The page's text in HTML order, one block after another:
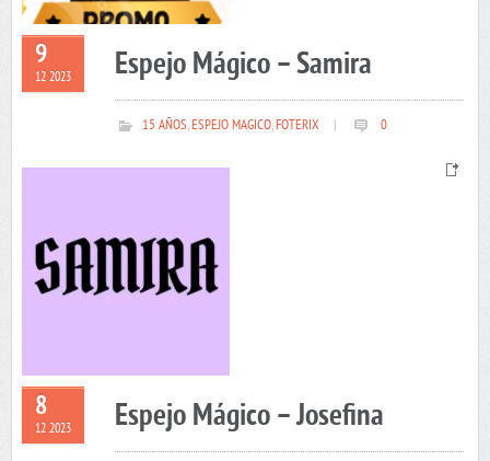
9
12 2023 Espejo Mágico – Samira
15 AÑOS,ESPEJO MAGICO,FOTERIX 0
8
12 2023 Espejo Mágico – Josefina